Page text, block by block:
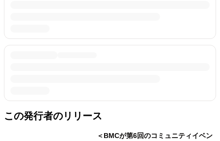
この発行者のリリース
＜BMCが第6回のコミュニティイベン